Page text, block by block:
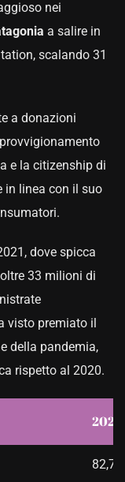
nei
a salire in
scalando 31
a donazioni
e la citizenship di
in linea con il suo
dove spicca
33 milioni di
visto premiato il
della pandemia,
rispetto al 2020.
2021
82,7